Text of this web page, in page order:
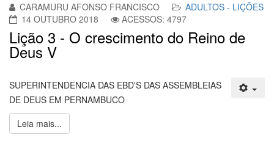
CARAMURU AFONSO FRANCISCO
ADULTOS - LIÇÕES
14 OUTUBRO 2018
ACESSOS: 4797
Lição 3 - O crescimento do Reino de
Deus V
SUPERINTENDENCIA DAS EBD'S DAS ASSEMBLEIAS
DE DEUS EM PERNAMBUCO
Leia mais...